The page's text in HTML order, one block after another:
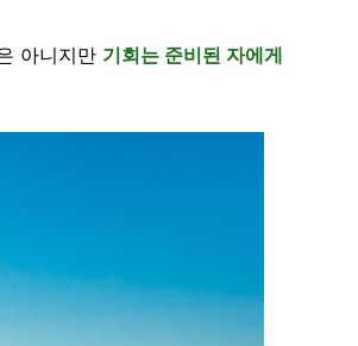
아니지만 기회는 준비된 자에게